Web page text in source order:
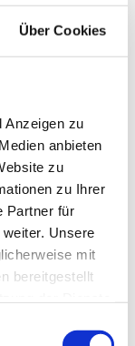
Über Cookies
Anzeigen zu
anbieten
zu
zu Ihrer
Partner für
Unsere
mit
bereitgestellt
eine
die
Zudem
neue
in
offiziellen